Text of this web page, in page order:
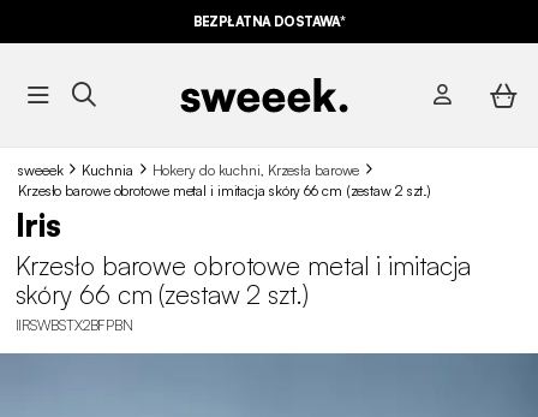
BEZPŁATNA DOSTAWA*
sweeek Kuchnia
Hokery do kuchni, Krzesła barowe
Krzesło barowe obrotowe metal i imitacja skóry 66 cm (zestaw 2 szt.)
Iris
Krzesło barowe obrotowe metal i imitacja
skóry 66 cm (zestaw 2 szt.)
IIRSWBSTX2BFPBN